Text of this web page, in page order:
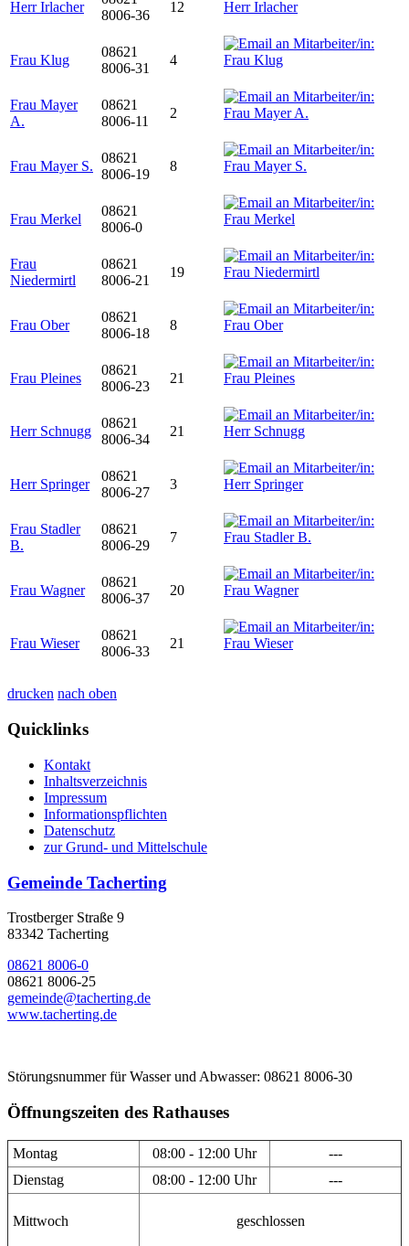
Herr Irlacher
8006-36
12
Frau Klug
08621
8006-31
4
Frau Mayer
A.
08621
8006-11
2
Frau Mayer S.
08621
8006-19
8
Frau Merkel
08621
8006-0
Frau
Niedermirtl
08621
8006-21
19
Frau Ober
08621
8006-18
8
Frau Pleines
08621
8006-23
21
Herr Schnugg
08621
8006-34
21
Herr Springer
08621
8006-27
3
Frau Stadler
B.
08621
8006-29
7
Frau Wagner
08621
8006-37
20
Frau Wieser
08621
8006-33
21
drucken nach oben
Quicklinks
Kontakt
Inhaltsverzeichnis
Impressum
Informationspflichten
Datenschutz
zur Grund- und Mittelschule
Gemeinde Tacherting
Trostberger Straße 9
83342 Tacherting
08621 8006-0
08621 8006-25
gemeinde@tacherting.de
www.tacherting.de
Störungsnummer für Wasser und Abwasser: 08621 8006-30
Öffnungszeiten des Rathauses
Montag 08:00 - 12:00 Uhr
---
Dienstag
08:00 - 12:00 Uhr ---
Mittwoch geschlossen